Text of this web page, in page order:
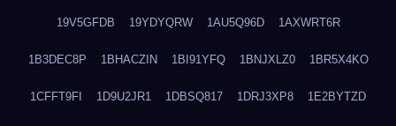
19V5GFDB 19YDYQRW 1AU5Q96D 1AXWRT6R
1B3DEC8P 1BHACZIN 1BI91YFQ 1BNJXLZ0 1BR5X4KO
1CFFT9FI 1D9U2JR1 1DBSQ817 1DRJ3XP8 1E2BYTZD